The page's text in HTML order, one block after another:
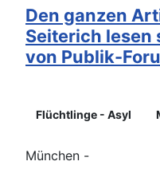
Den ganzen
Seiterich lesen
von Publik-
Flüchtlinge - Asyl
München -